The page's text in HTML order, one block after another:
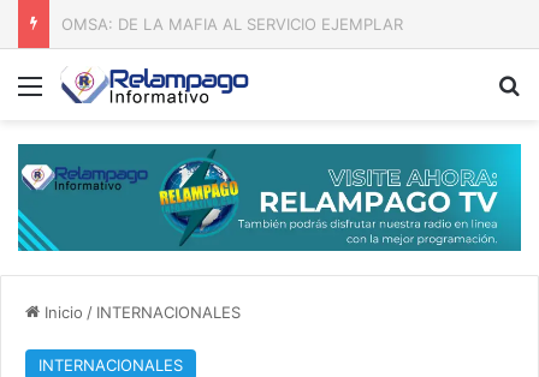
Todo al tiempo de Dios
Menú
Inicio / INTERNACIONALES
INTERNACIONALES